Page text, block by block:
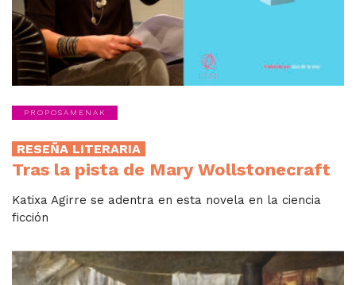
PROPOSAMENAK
RESEÑA LITERARIA
Tras la pista de Mary Wollstonecraft
Katixa Agirre se adentra en esta novela en la ciencia
ficción